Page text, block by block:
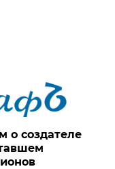
о создателе